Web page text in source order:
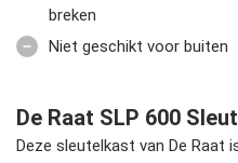
De Raat SLP 600
Deze sleutelkast van De Raat
breken
Niet geschikt voor buiten